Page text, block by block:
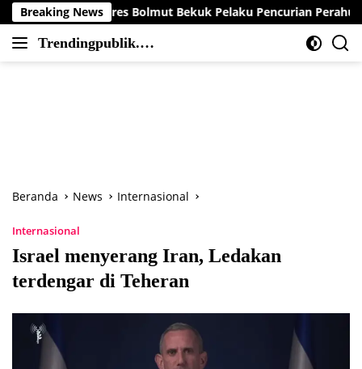
Langsung
ke
konten
Breaking News
Bolmut Bekuk Pelaku Pencurian Perahu di Daerah Buol
Trendingpublik.co
Berita
Beranda News Internasional
Internasional
Israel menyerang Iran, Ledakan
terdengar di Teheran